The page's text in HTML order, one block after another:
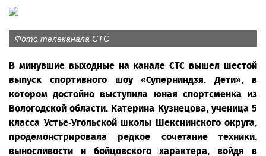
Фото телеканала СТС
В минувшие выходные на канале СТС вышел шестой
выпуск спортивного шоу «Суперниндзя. Дети», в
котором достойно выступила юная спортсменка из
Вологодской области. Катерина Кузнецова, ученица 5
класса Устье-Угольской школы Шекснинского округа,
продемонстрировала редкое сочетание техники,
выносливости и бойцовского характера, войдя в